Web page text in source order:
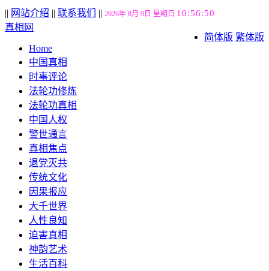
|| 网站介绍 || 联系我们 || 2026年 8月 9日 星期日 10:56:51
简体版 繁体版
真相网
Home
中国真相
时事评论
法轮功修炼
法轮功真相
中国人权
警世通言
真相焦点
退党灭共
传统文化
因果报应
大千世界
人性良知
迫害真相
神韵艺术
生活百科